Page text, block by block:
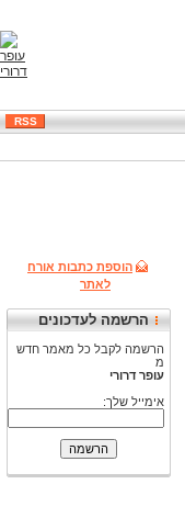
RSS
הוספת כתבות אורח
לאתר
הרשמה לעדכונים
הרשמה לקבל כל מאמר חדש
מ
עופר דרורי
אימייל שלך: